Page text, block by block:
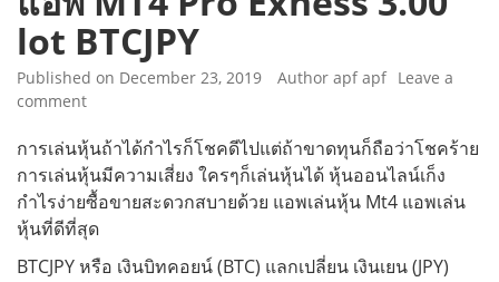
lot BTCJPY
Published on December 23, 2019 Author apf apf Leave a
comment
การเล่นหุ้นถ้าได้กำไรก็โชคดีไปแต่ถ้าขาดทุนก็ถือว่าโชคร้าย
การเล่นหุ้นมีความเสี่ยง ใครๆก็เล่นหุ้นได้ หุ้นออนไลน์เก็ง
กำไรง่ายซื้อขายสะดวกสบายด้วย แอพเล่นหุ้น Mt4 แอพเล่น
หุ้นที่ดีที่สุด
BTCJPY หรือ เงินบิทคอยน์ (BTC) แลกเปลี่ยน เงินเยน (JPY)